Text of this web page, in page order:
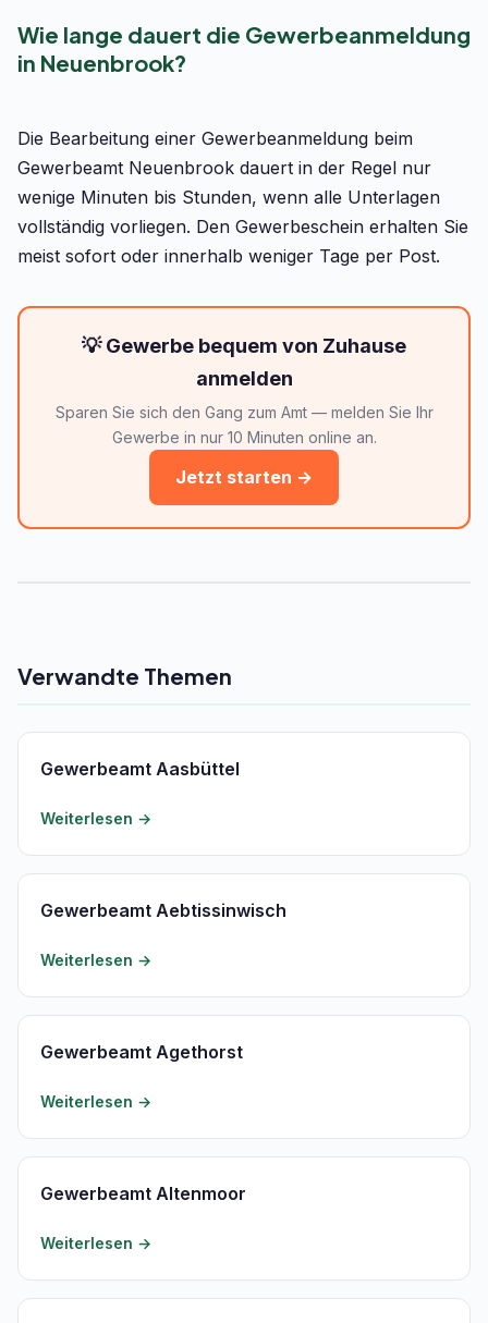
Wie lange dauert die Gewerbeanmeldung
in Neuenbrook?
Die Bearbeitung einer Gewerbeanmeldung beim
Gewerbeamt Neuenbrook dauert in der Regel nur
wenige Minuten bis Stunden, wenn alle Unterlagen
vollständig vorliegen. Den Gewerbeschein erhalten Sie
meist sofort oder innerhalb weniger Tage per Post.
💡 Gewerbe bequem von Zuhause
anmelden
Sparen Sie sich den Gang zum Amt — melden Sie Ihr
Gewerbe in nur 10 Minuten online an.
Jetzt starten →
Verwandte Themen
Gewerbeamt Aasbüttel
Weiterlesen →
Gewerbeamt Aebtissinwisch
Weiterlesen →
Gewerbeamt Agethorst
Weiterlesen →
Gewerbeamt Altenmoor
Weiterlesen →